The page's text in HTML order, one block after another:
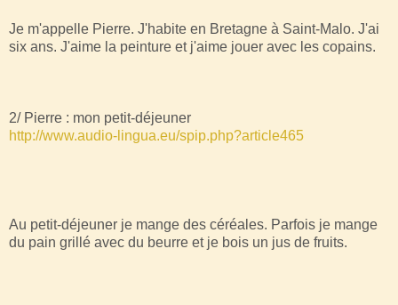
Je m'appelle Pierre. J'habite en Bretagne à Saint-Malo. J'ai
six ans. J'aime la peinture et j'aime jouer avec les copains.
2/ Pierre : mon petit-déjeuner
http://www.audio-lingua.eu/spip.php?article465
Au petit-déjeuner je mange des céréales. Parfois je mange
du pain grillé avec du beurre et je bois un jus de fruits.